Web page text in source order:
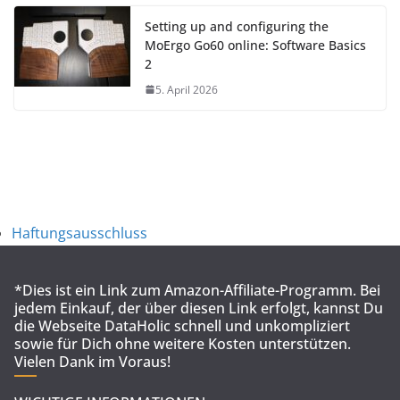
Setting up and configuring the
MoErgo Go60 online: Software Basics
2
5. April 2026
Haftungsausschluss
*Dies ist ein Link zum Amazon-Affiliate-Programm. Bei
jedem Einkauf, der über diesen Link erfolgt, kannst Du
die Webseite DataHolic schnell und unkompliziert
sowie für Dich ohne weitere Kosten unterstützen.
Vielen Dank im Voraus!